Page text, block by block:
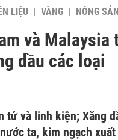
LIỆU VÀNG NÔNG SẢN
và Malaysia
dầu các loại
tử và linh kiện; Xăng
ta, kim ngạch